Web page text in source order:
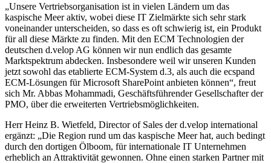
„Unsere Vertriebsorganisation ist in vielen Ländern um das
kaspische Meer aktiv, wobei diese IT Zielmärkte sich sehr stark
voneinander unterscheiden, so dass es oft schwierig ist, ein Produkt
für all diese Märkte zu finden. Mit den ECM Technologien der
deutschen d.velop AG können wir nun endlich das gesamte
Marktspektrum abdecken. Insbesondere weil wir unseren Kunden
jetzt sowohl das etablierte ECM-System d.3, als auch die ecspand
ECM-Lösungen für Microsoft SharePoint anbieten können“, freut
sich Mr. Abbas Mohammadi, Geschäftsführender Gesellschafter der
PMO, über die erweiterten Vertriebsmöglichkeiten.
Herr Heinz B. Wietfeld, Director of Sales der d.velop international
ergänzt: „Die Region rund um das kaspische Meer hat, auch bedingt
durch den dortigen Ölboom, für internationale IT Unternehmen
erheblich an Attraktivität gewonnen. Ohne einen starken Partner mit